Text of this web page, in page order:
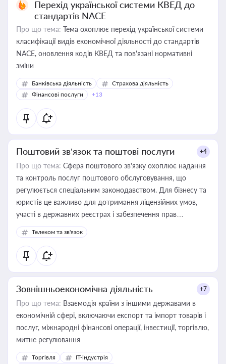
Перехід української системи КВЕД до
стандартів NACE
Про що тема: Тема охоплює перехід української системи
класифікації видів економічної діяльності до стандартів
NACE, оновлення кодів КВЕД та пов'язані нормативні
зміни
Банківська діяльність
Страхова діяльність
Фінансові послуги
+13
Поштовий зв’язок та поштові послуги +4
Про що тема: Сфера поштового зв’язку охоплює надання
та контроль послуг поштового обслуговування, що
регулюється спеціальним законодавством. Для бізнесу та
юристів це важливо для дотримання ліцензійних умов,
участі в державних реєстрах і забезпечення прав
споживачів.
Телеком та зв'язок
Зовнішньоекономічна діяльність +7
Про що тема: Взаємодія країни з іншими державами в
економічній сфері, включаючи експорт та імпорт товарів і
послуг, міжнародні фінансові операції, інвестиції, торгівлю,
митне регулювання
Торгівля
IT-індустрія